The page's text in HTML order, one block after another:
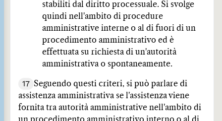
stabiliti dal diritto processuale. Si svolge
quindi nell'ambito di procedure
amministrative interne o al di fuori di un
procedimento amministrativo ed è
effettuata su richiesta di un'autorità
amministrativa o spontaneamente.
17 Seguendo questi criteri, si può parlare di
assistenza amministrativa se l'assistenza viene
fornita tra autorità amministrative nell'ambito di